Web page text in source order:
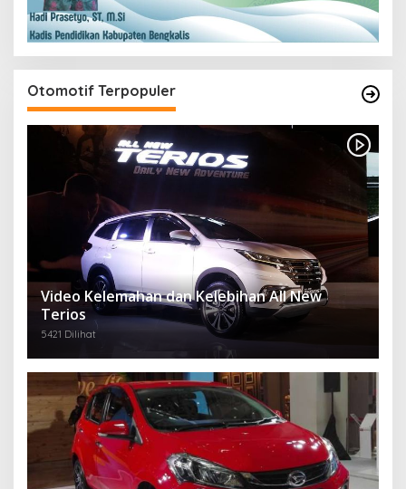
Otomotif Terpopuler
Video Kelemahan dan Kelebihan All New
Terios
5421 Dilihat